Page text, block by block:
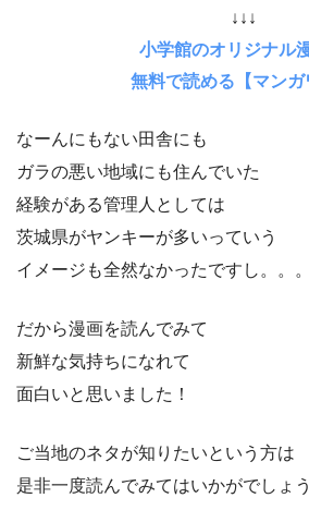
↓↓↓
小学館のオリジナル
無料で読める【マンガ
なーんにもない田舎にも
ガラの悪い地域にも住んでいた
経験がある管理人としては
茨城県がヤンキーが多いっていう
イメージも全然なかったですし。。。
だから漫画を読んでみて
新鮮な気持ちになれて
面白いと思いました！
ご当地のネタが知りたいという方は
是非一度読んでみてはいかがでしょ